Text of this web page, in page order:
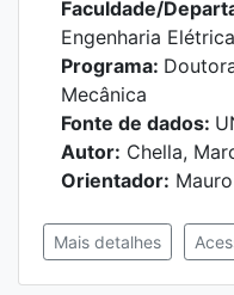
Faculdade/
Engenharia
Programa:
Mecânica
Fonte de dados:
Autor: Chella,
Orientador:
Mais detalhes